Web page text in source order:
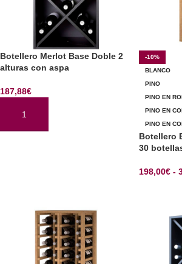
Botellero Merlot Base Doble 2
alturas con aspa
187,88€
AÑADIR AL CARRITO
-10%
BLANCO
PINO
PINO EN
PINO EN
PINO EN
Botellero
30
198,00€ -